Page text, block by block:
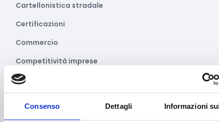
Consenso Dettagli Informazioni
Cartellonistica stradale
Certificazioni
Commercio
Competitività imprese
Consulenza specializzata